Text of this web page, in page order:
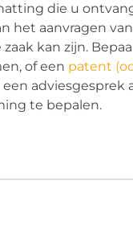
die u
het aanvragen
kan zijn.
of een patent
adviesgesprek
te bepalen.